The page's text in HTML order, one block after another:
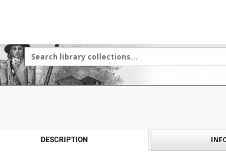
DESCRIPTION